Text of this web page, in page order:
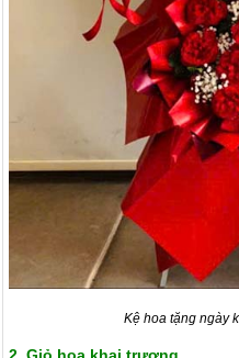
Kệ hoa tặng ngày